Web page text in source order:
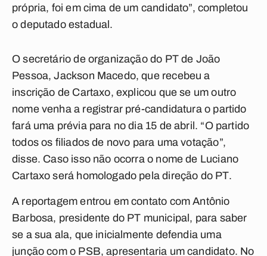
própria, foi em cima de um candidato”, completou
o deputado estadual.
O secretário de organização do PT de João
Pessoa, Jackson Macedo, que recebeu a
inscrição de Cartaxo, explicou que se um outro
nome venha a registrar pré-candidatura o partido
fará uma prévia para no dia 15 de abril. “O partido
todos os filiados de novo para uma votação”,
disse. Caso isso não ocorra o nome de Luciano
Cartaxo será homologado pela direção do PT.
A reportagem entrou em contato com Antônio
Barbosa, presidente do PT municipal, para saber
se a sua ala, que inicialmente defendia uma
junção com o PSB, apresentaria um candidato. No